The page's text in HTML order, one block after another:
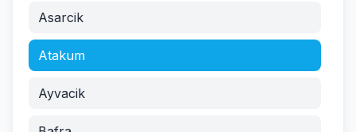
Asarcik
Atakum
Ayvacik